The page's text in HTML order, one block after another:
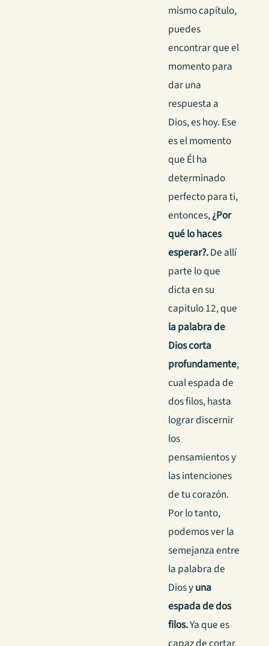
mismo capítulo,
puedes
encontrar que el
momento para
dar una
respuesta a
Dios, es hoy. Ese
es el momento
que Él ha
determinado
perfecto para ti,
entonces,¿Por
qué lo haces
esperar?.De allí
parte lo que
dicta en su
capitulo 12, que
la palabra de
Dios corta
profundamente,
cual espada de
dos filos, hasta
lograr discernir
los
pensamientos y
las intenciones
de tu corazón.
Por lo tanto,
podemos ver la
semejanza entre
la palabra de
Dios yuna
espada de dos
filos.Ya que es